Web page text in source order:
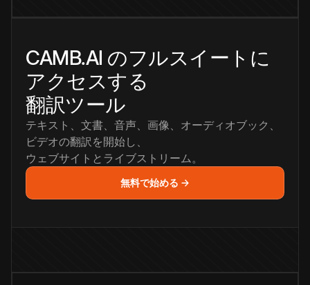
CAMB.AI のフルスイートに
アクセスする
翻訳ツール
テキスト、文書、音声、画像、オーディオブック、
ビデオの翻訳を開始し、
ウェブサイトとライブストリーム。
無料で始める →